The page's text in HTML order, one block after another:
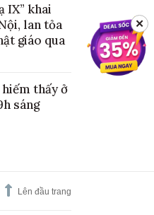
IX” khai
lan tỏa
giáo qua
thấy ở
sáng
Lên đầu trang
✕